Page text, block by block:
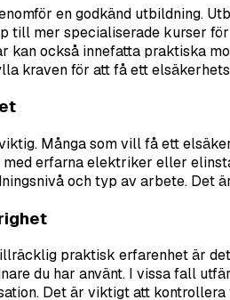
en godkänd utbildning.
till mer specialiserade kurser
kan också innefatta praktiska
kraven för att få ett
Många som vill få ett
erfarna elektriker eller
och typ av arbete. Det
praktisk erfarenhet är
du har använt. I vissa fall
Det är viktigt att